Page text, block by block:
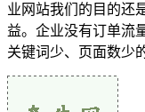
业网站我们的目的还
益。企业没有订单流
关键词少、页面数少